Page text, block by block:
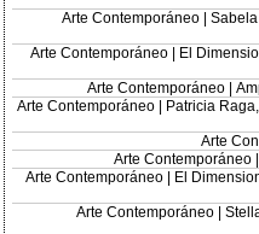
Arte Contemporáneo |
Arte Contemporáneo | El
Arte Contemporáneo |
Arte Contemporáneo |
Patricia
Arte
Arte Contemporáneo
Arte Contemporáneo |
El
Arte Contemporáneo |